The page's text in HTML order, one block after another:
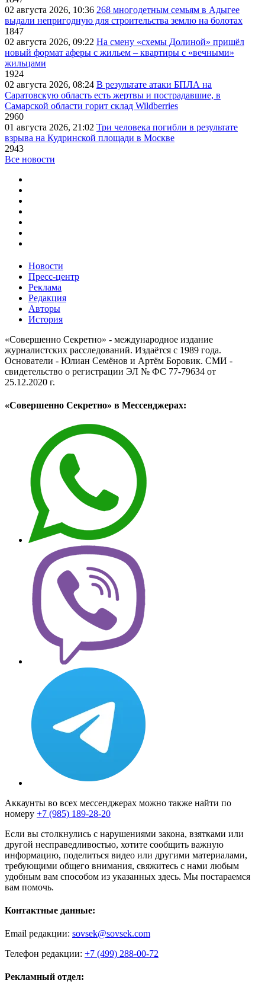
02 августа 2026, 10:36 268 многодетным семьям в Адыгее
выдали непригодную для строительства землю на болотах
1847
02 августа 2026, 09:22 На смену «схемы Долиной» пришёл
новый формат аферы с жильем – квартиры с «вечными»
жильцами
1924
02 августа 2026, 08:24 В результате атаки БПЛА на
Саратовскую область есть жертвы и пострадавшие, в
Самарской области горит склад Wildberries
2960
01 августа 2026, 21:02 Три человека погибли в результате
взрыва на Кудринской площади в Москве
2943
Все новости
Новости
Пресс-центр
Реклама
Редакция
Авторы
История
«Совершенно Секретно» - международное издание
журналистских расследований. Издаётся с 1989 года.
Основатели - Юлиан Семёнов и Артём Боровик. CМИ -
свидетельство о регистрации ЭЛ № ФС 77-79634 от
25.12.2020 г.
«Совершенно Секретно» в Мессенджерах:
Аккаунты во всех мессенджерах можно также найти по
номеру +7 (985) 189-28-20
Если вы столкнулись с нарушениями закона, взятками или
другой несправедливостью, хотите сообщить важную
информацию, поделиться видео или другими материалами,
требующими общего внимания, свяжитесь с нами любым
удобным вам способом из указанных здесь. Мы постараемся
вам помочь.
Контактные данные:
Email редакции: sovsek@sovsek.com
Телефон редакции: +7 (499) 288-00-72
Рекламный отдел: